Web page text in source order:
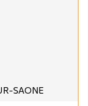
SAONE